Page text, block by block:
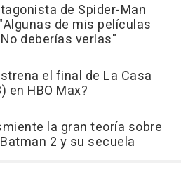
de Spider-Man
de mis películas
deberías verlas"
el final de La Casa
en HBO Max?
la gran teoría sobre
2 y su secuela